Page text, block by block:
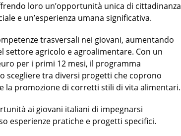
loro un’opportunità unica di cittadinanza
e un’esperienza umana significativa.
trasversali nei giovani, aumentando
settore agricolo e agroalimentare. Con un
per i primi 12 mesi, il programma
scegliere tra diversi progetti che coprono
la promozione di corretti stili di vita alimentari.
ai giovani italiani di impegnarsi
esperienze pratiche e progetti specifici.